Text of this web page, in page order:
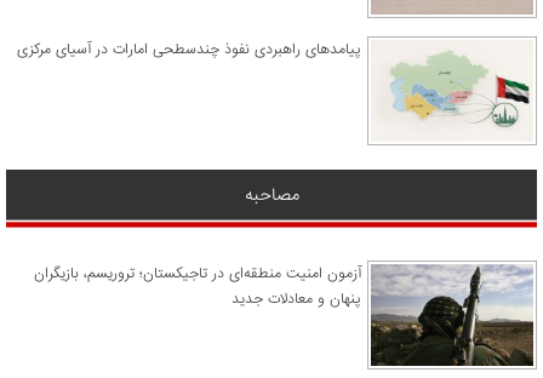
پیامدهای راهبردی نفوذ چندسطحی امارات در آسیای مرکزی
مصاحبه
آزمون امنیت منطقه‌ای در تاجیکستان؛ تروریسم، بازیگران
پنهان و معادلات جدید